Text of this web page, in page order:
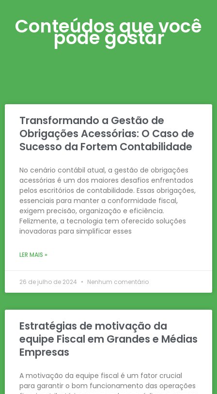
Conteúdos que você
pode gostar
Transformando a Gestão de
Obrigações Acessórias: O Caso de
Sucesso da Fortem Contabilidade
No cenário contábil atual, a gestão de obrigações
acessórias é um dos maiores desafios enfrentados
pelos escritórios de contabilidade. Essas obrigações,
essenciais para manter a conformidade fiscal,
exigem precisão, organização e eficiência.
Felizmente, a tecnologia tem oferecido soluções
inovadoras para simplificar esses
LER MAIS »
26 de julho de 2024 Nenhum comentário
Estratégias de motivação da
equipe Fiscal em Grandes e Médias
Empresas
A motivação da equipe fiscal é um fator crucial
para garantir o bom funcionamento das operações